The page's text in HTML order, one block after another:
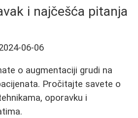
i najčešća pitanja
06-06
o augmentaciji grudi na
Pročitajte savete o
oporavku i